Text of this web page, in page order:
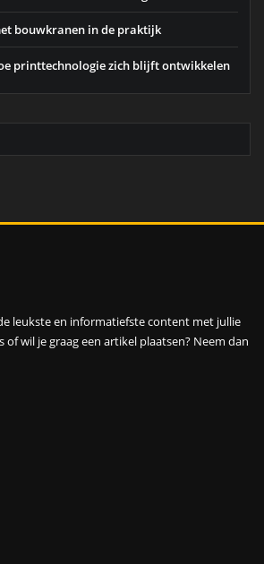
bouwkranen in de praktijk
printtechnologie zich blijft ontwikkelen
leukste en informatiefste content met jullie
of wil je graag een artikel plaatsen? Neem dan